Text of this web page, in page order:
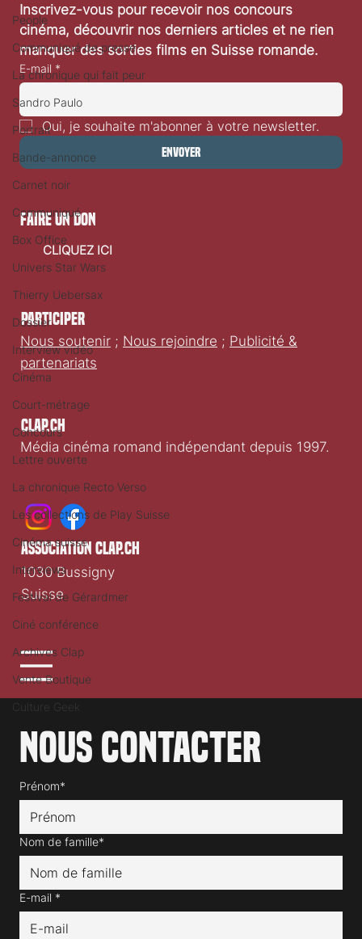
People
Communiqué de presse
La chronique qui fait peur
Sandro Paulo
Portrait
Bande-annonce
Carnet noir
Communiqué
Box Office
Univers Star Wars
Thierry Uebersax
Dossier
Interview vidéo
Cinéma
Court-métrage
Concours
Lettre ouverte
La chronique Recto Verso
Les collections de Play Suisse
Cinéma suisse
Interviews
Festival de Gérardmer
Ciné conférence
Archives Clap
Vente Boutique
Culture Geek
Festival de Locarno 2026: Dances With Wolves
Inscrivez-vous pour recevoir nos concours
cinéma, découvrir nos derniers articles et ne rien
manquer des sorties films en Suisse romande.
E-mail *
Oui, je souhaite m'abonner à votre newsletter.
Envoyer
Clap.ch
Média cinéma romand indépendant depuis 1997.
Participer
Nous soutenir ; Nous rejoindre ; Publicité &
partenariats
Nous contacter
Prénom*
Nom de famille*
E-mail *
faire un don
CLIQUEZ ICI
association clap.ch
1030 Bussigny
Suisse